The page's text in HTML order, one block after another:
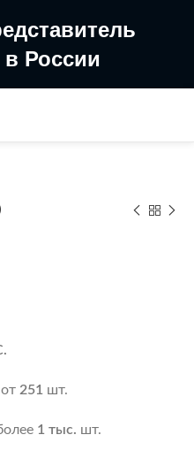
России
от 251 шт.
1 тыс. шт.